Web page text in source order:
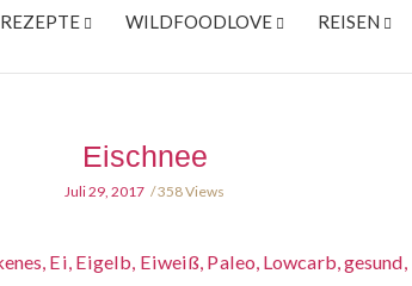
REZEPTE WILDFOODLOVE REISEN
Eischnee
Juli 29, 2017 358 Views